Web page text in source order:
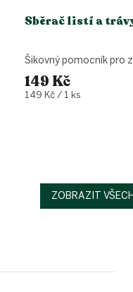
Sběrač listí a
149 Kč
Měrná
149 Kč / 1 ks
Šikovný pomocník pro
ZOBRAZIT
a